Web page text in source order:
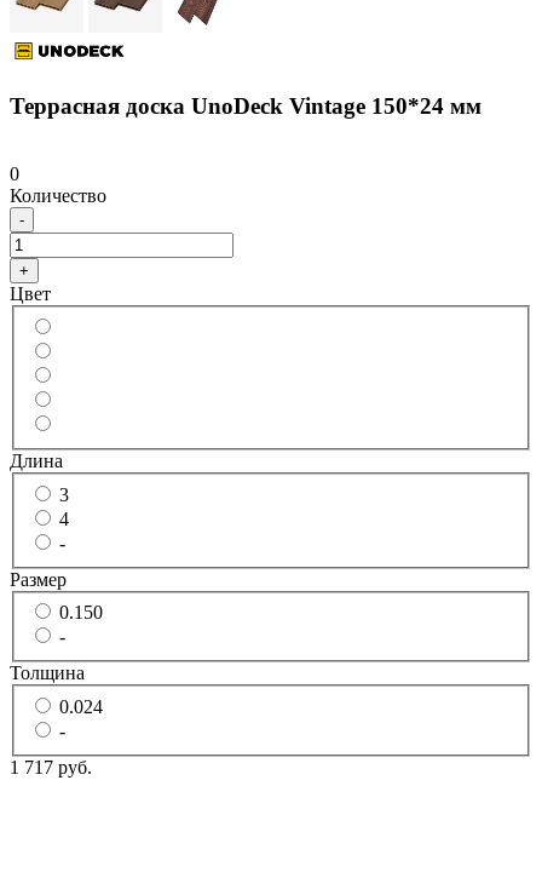
Террасная доска UnoDeck Vintage 150*24 мм
0
Количество
-
+
Цвет
Длина
3
4
-
Размер
0.150
-
Толщина
0.024
-
1 717 руб.